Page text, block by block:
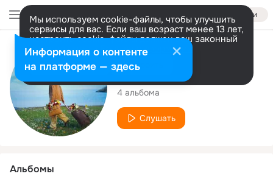
Войти
Мы используем cookie-файлы, чтобы улучшить
сервисы для вас. Если ваш возраст менее 13 лет,
настроить cookie-файлы должен ваш законный
представитель. Больше информации
Разрешить все Настроить
Исполнитель
Mr.daffy
4 альбома
Слушать
Альбомы
Информация о контенте
на платформе — здесь